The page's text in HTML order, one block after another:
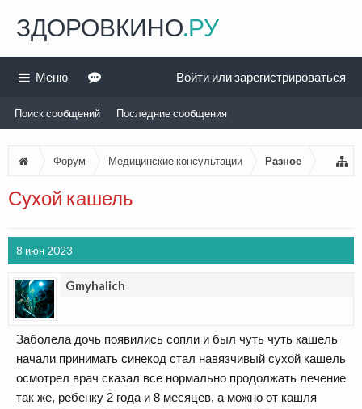
Форум Медицинские консультации Разное
Сухой кашель
8 июн 2023
Gmyhalich
Заболела дочь появились сопли и был чуть чуть кашель
начали принимать синекод стал навязчивый сухой кашель
осмотрел врач сказал все нормально продолжать лечение
так же, ребенку 2 года и 8 месяцев, а можно от кашля
ЗДОРОВКИНО.РУ
Меню
Поиск сообщений Последние сообщения
Войти или зарегистрироваться